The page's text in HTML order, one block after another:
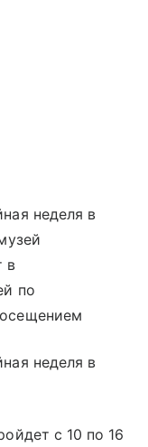
неделя в
в
по
неделя в
с 10 по 16